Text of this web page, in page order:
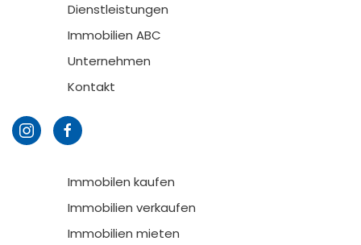
Dienstleistungen
Immobilien ABC
Unternehmen
Kontakt
Immobilen kaufen
Immobilien verkaufen
Immobilien mieten